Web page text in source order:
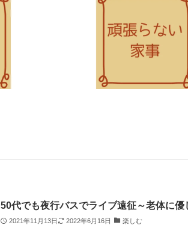
50代でも夜行バスでライブ遠征～老体に優
2021年11月13日 2022年6月16日 楽しむ